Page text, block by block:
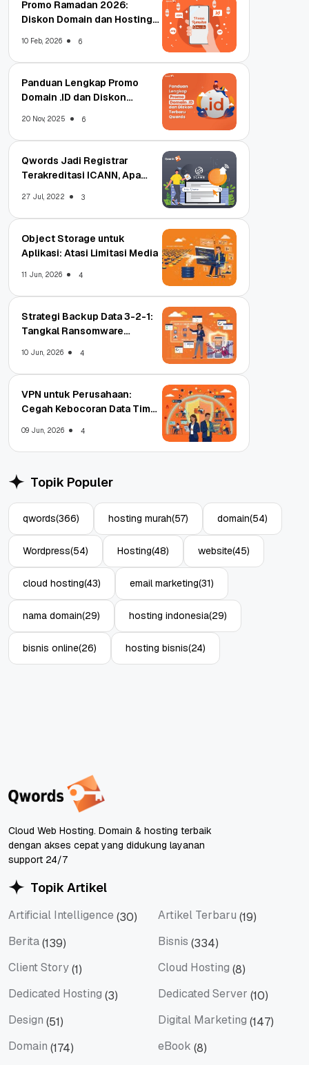
Promo Ramadan 2026:
Diskon Domain dan Hosting
10 Feb, 2026 6
Panduan Lengkap Promo
Domain .ID dan Diskon
20 Nov, 2025 6
Qwords Jadi Registrar
Terakreditasi ICANN, Apa
27 Jul, 2022 3
Object Storage untuk
Aplikasi: Atasi Limitasi Media
11 Jun, 2026 4
Strategi Backup Data 3-2-1:
Tangkal Ransomware
10 Jun, 2026 4
VPN untuk Perusahaan:
Cegah Kebocoran Data Tim
09 Jun, 2026 4
Topik Populer
qwords(366) hosting murah(57) domain(54)
Wordpress(54) Hosting(48) website(45)
cloud hosting(43) email marketing(31)
nama domain(29) hosting indonesia(29)
bisnis online(26) hosting bisnis(24)
Cloud Web Hosting. Domain & hosting terbaik
dengan akses cepat yang didukung layanan
support 24/7
Topik Artikel
Artificial Intelligence (30) Artikel Terbaru (19)
Berita(139) Bisnis (334)
Client Story(1) Cloud Hosting (8)
Dedicated Hosting (3) Dedicated Server (10)
Design (51) Digital Marketing (147)
Domain (174) eBook (8)